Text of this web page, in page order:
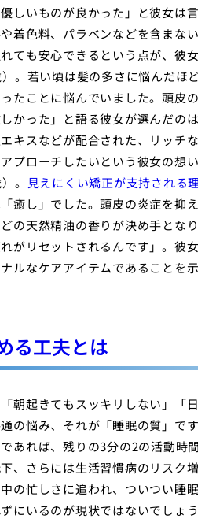
しいものが良かった」と彼女は
着色料、パラベンなどを含まな
ても安心できるという点が、彼
。若い頃は髪の多さに悩んだほ
たことに悩んでいました。頭皮
かった」と語る彼女が選んだの
キスなどが配合された、リッチ
プローチしたいという彼女の想
。 見えにくい矯正が支持される
癒し」でした。頭皮の炎症を抑
の天然精油の香りが決め手とな
がリセットされるんです」。彼
ルなケアアイテムであることを示
る工夫とは
朝起きてもスッキリしない」
の悩み、それが「睡眠の質」で
あれば、残りの3分の2の活動
、さらには生活習慣病のリスク
の忙しさに追われ、ついつい睡
にいるのが現状ではないでしょ